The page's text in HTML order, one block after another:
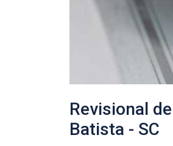
Revisional
Batista - SC